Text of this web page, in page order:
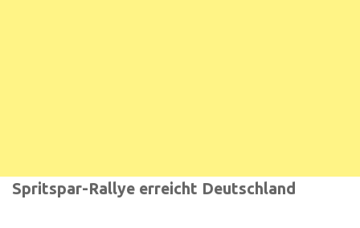
Spritspar-Rallye erreicht Deutschland